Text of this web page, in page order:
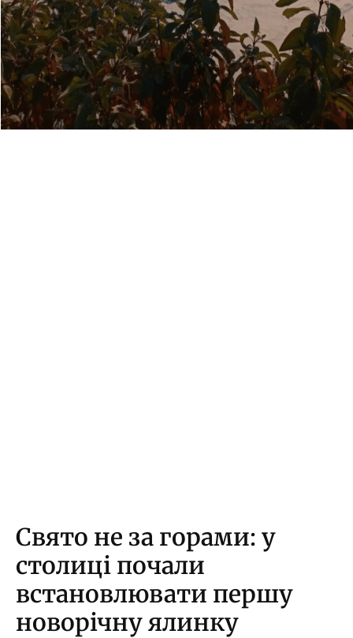
Свято не за горами: у
столиці почали
встановлювати першу
новорічну ялинку